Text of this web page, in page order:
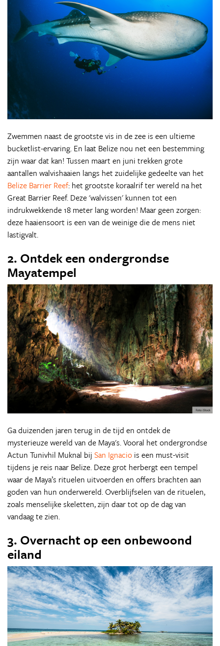
Zwemmen naast de grootste vis in de zee is een ultieme
bucketlist-ervaring. En laat Belize nou net een bestemming
zijn waar dat kan! Tussen maart en juni trekken grote
aantallen walvishaaien langs het zuidelijke gedeelte van het
Belize Barrier Reef: het grootste koraalrif ter wereld na het
Great Barrier Reef. Deze 'walvissen' kunnen tot een
indrukwekkende 18 meter lang worden! Maar geen zorgen:
deze haaiensoort is een van de weinige die de mens niet
lastigvalt.
2. Ontdek een ondergrondse
Mayatempel
Ga duizenden jaren terug in de tijd en ontdek de
mysterieuze wereld van de Maya's. Vooral het ondergrondse
Actun Tunivhil Muknal bij San Ignacio is een must-visit
tijdens je reis naar Belize. Deze grot herbergt een tempel
waar de Maya’s rituelen uitvoerden en offers brachten aan
goden van hun onderwereld. Overblijfselen van de rituelen,
zoals menselijke skeletten, zijn daar tot op de dag van
vandaag te zien.
3. Overnacht op een onbewoond
eiland